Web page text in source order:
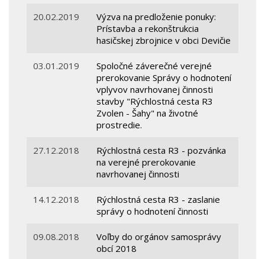
20.02.2019
Výzva na predloženie ponuky:
Prístavba a rekonštrukcia
hasičskej zbrojnice v obci Devičie
03.01.2019
Spoločné záverečné verejné
prerokovanie Správy o hodnotení
vplyvov navrhovanej činnosti
stavby "Rýchlostná cesta R3
Zvolen - Šahy" na životné
prostredie.
27.12.2018
Rýchlostná cesta R3 - pozvánka
na verejné prerokovanie
navrhovanej činnosti
14.12.2018
Rýchlostná cesta R3 - zaslanie
správy o hodnotení činnosti
09.08.2018
Voľby do orgánov samosprávy
obcí 2018